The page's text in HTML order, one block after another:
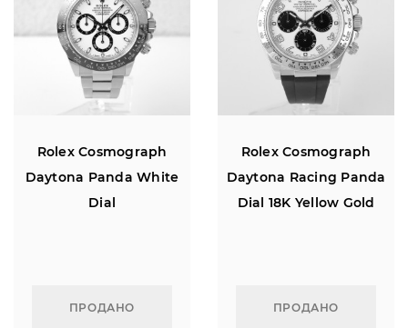
Rolex Cosmograph
Daytona Panda White
Dial
ПРОДАНО
Rolex Cosmograph
Daytona Racing Panda
Dial 18K Yellow Gold
ПРОДАНО